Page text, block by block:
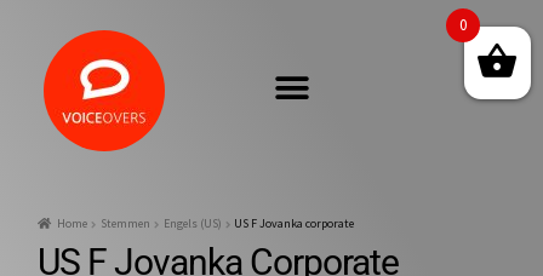
Home Stemmen Engels (US) US F Jovanka corporate
US F Jovanka Corporate
0